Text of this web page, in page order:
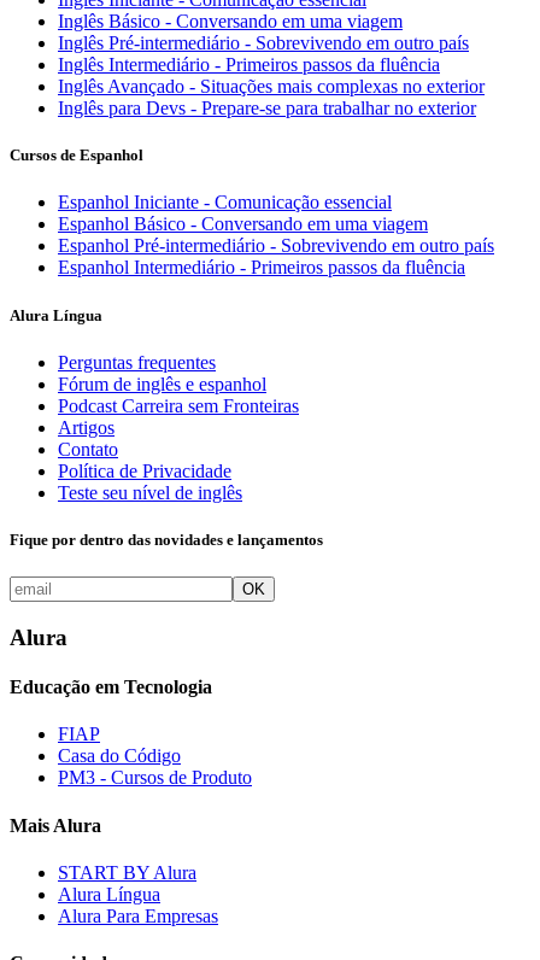
Inglês Básico - Conversando em uma viagem
Inglês Pré-intermediário - Sobrevivendo em outro país
Inglês Intermediário - Primeiros passos da fluência
Inglês Avançado - Situações mais complexas no exterior
Inglês para Devs - Prepare-se para trabalhar no exterior
Cursos de Espanhol
Espanhol Iniciante - Comunicação essencial
Espanhol Básico - Conversando em uma viagem
Espanhol Pré-intermediário - Sobrevivendo em outro país
Espanhol Intermediário - Primeiros passos da fluência
Alura Língua
Perguntas frequentes
Fórum de inglês e espanhol
Podcast Carreira sem Fronteiras
Artigos
Contato
Política de Privacidade
Teste seu nível de inglês
Fique por dentro das novidades e lançamentos
OK
Alura
Educação em Tecnologia
FIAP
Casa do Código
PM3 - Cursos de Produto
Mais Alura
START BY Alura
Alura Língua
Alura Para Empresas